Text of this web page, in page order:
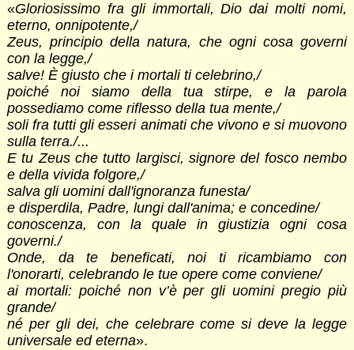
«Gloriosissimo fra gli immortali, Dio dai molti nomi,
eterno, onnipotente,/
Zeus, principio della natura, che ogni cosa governi
con la legge,/
salve! È giusto che i mortali ti celebrino,/
poiché noi siamo della tua stirpe, e la parola
possediamo come riflesso della tua mente,/
soli fra tutti gli esseri animati che vivono e si muovono
sulla terra./...
E tu Zeus che tutto largisci, signore del fosco nembo
e della vivida folgore,/
salva gli uomini dall'ignoranza funesta/
e disperdila, Padre, lungi dall'anima; e concedine/
conoscenza, con la quale in giustizia ogni cosa
governi./
Onde, da te beneficati, noi ti ricambiamo con
l'onorarti, celebrando le tue opere come conviene/
ai mortali: poiché non v’è per gli uomini pregio più
grande/
né per gli dei, che celebrare come si deve la legge
universale ed eterna».